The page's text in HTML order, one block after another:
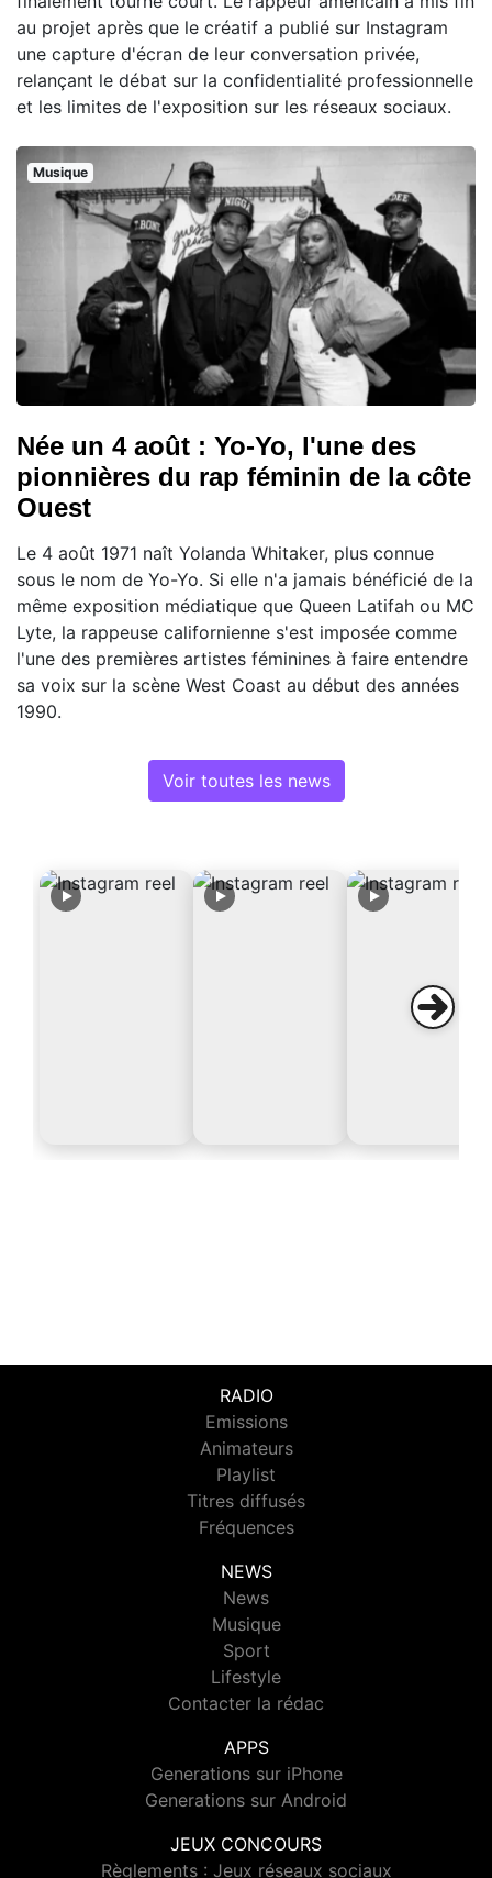
au projet après que le créatif a publié sur Instagram
une capture d'écran de leur conversation privée,
relançant le débat sur la confidentialité professionnelle
et les limites de l'exposition sur les réseaux sociaux.
Musique
Née un 4 août : Yo-Yo, l'une des
pionnières du rap féminin de la côte
Ouest
Le 4 août 1971 naît Yolanda Whitaker, plus connue
sous le nom de Yo-Yo. Si elle n'a jamais bénéficié de la
même exposition médiatique que Queen Latifah ou MC
Lyte, la rappeuse californienne s'est imposée comme
l'une des premières artistes féminines à faire entendre
sa voix sur la scène West Coast au début des années
1990.
Voir toutes les news
RADIO
Emissions
Animateurs
Playlist
Titres diffusés
Fréquences
NEWS
News
Musique
Sport
Lifestyle
Contacter la rédac
APPS
Generations sur iPhone
Generations sur Android
JEUX CONCOURS
Règlements : Jeux réseaux sociaux